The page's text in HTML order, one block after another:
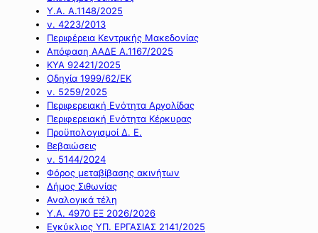
Υ.Α. Α.1148/2025
ν. 4223/2013
Περιφέρεια Κεντρικής Μακεδονίας
Απόφαση ΑΑΔΕ Α.1167/2025
ΚΥΑ 92421/2025
Οδηγία 1999/62/ΕΚ
ν. 5259/2025
Περιφερειακή Ενότητα Αργολίδας
Περιφερειακή Ενότητα Κέρκυρας
Προϋπολογισμοί Δ. Ε.
Βεβαιώσεις
ν. 5144/2024
Φόρος μεταβίβασης ακινήτων
Δήμος Σιθωνίας
Αναλογικά τέλη
Υ.Α. 4970 ΕΞ 2026/2026
Εγκύκλιος ΥΠ. ΕΡΓΑΣΙΑΣ 2141/2025